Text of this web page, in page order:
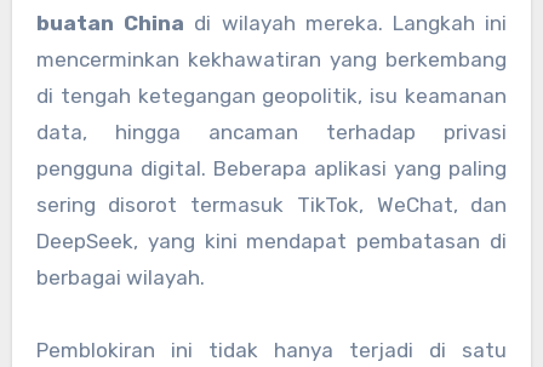
buatan China di wilayah mereka. Langkah ini
mencerminkan kekhawatiran yang berkembang
di tengah ketegangan geopolitik, isu keamanan
data, hingga ancaman terhadap privasi
pengguna digital. Beberapa aplikasi yang paling
sering disorot termasuk TikTok, WeChat, dan
DeepSeek, yang kini mendapat pembatasan di
berbagai wilayah.
Pemblokiran ini tidak hanya terjadi di satu